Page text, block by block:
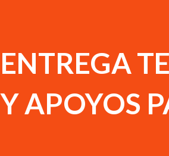
ENTREGA
Y APOYOS